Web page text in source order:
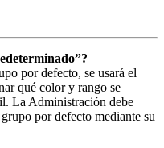
por defecto, se usará el
qué color y rango se
La Administración debe
por defecto mediante su